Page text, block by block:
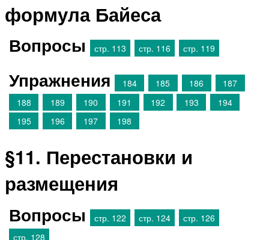
формула Байеса
Вопросы стр. 113 стр. 116 стр. 119
Упражнения 184 185 186
187
188
189 190 191 192 193
194
195
196 197 198
§11. Перестановки и
размещения
Вопросы стр. 122 стр. 124
стр. 126
стр. 128